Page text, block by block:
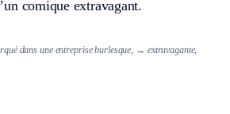
comique extravagant.
dans une entreprise burlesque, → extravagante,